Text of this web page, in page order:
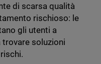
di scarsa qualità
rischioso: le
gli utenti a
soluzioni